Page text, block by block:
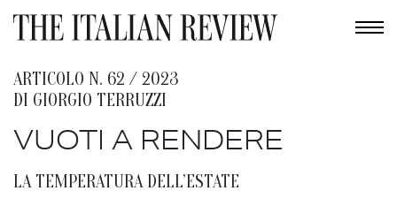
ARTICOLO N. 62 / 2023
DI GIORGIO TERRUZZI
VUOTI A RENDERE
LA TEMPERATURA DELL’ESTATE